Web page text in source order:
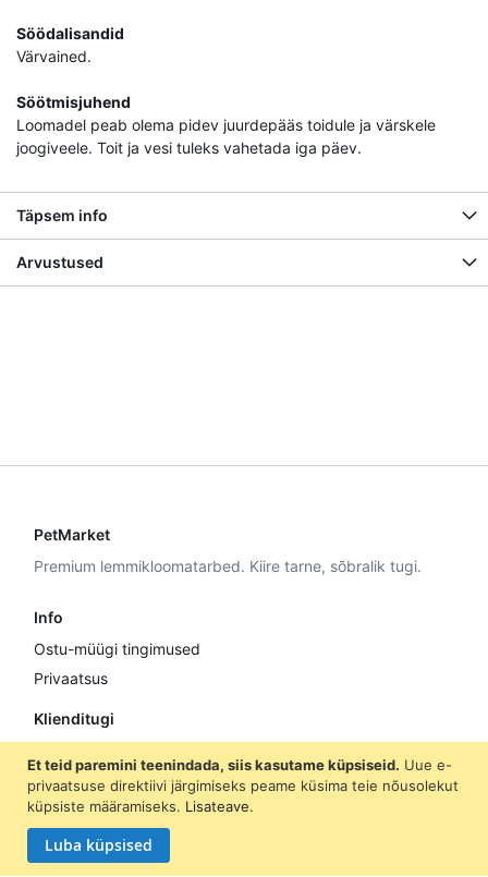
Et teid paremini teenindada, siis kasutame küpsiseid. Uue e-
privaatsuse direktiivi järgimiseks peame küsima teie nõusolekut
küpsiste määramiseks. Lisateave.
Luba küpsised
Söödalisandid
Värvained.
Söötmisjuhend
Loomadel peab olema pidev juurdepääs toidule ja värskele
joogiveele. Toit ja vesi tuleks vahetada iga päev.
Täpsem info
Arvustused
PetMarket
Premium lemmikloomatarbed. Kiire tarne, sõbralik tugi.
Info
Ostu-müügi tingimused
Privaatsus
Klienditugi
+372 5307 8870
info@petmarket.ee